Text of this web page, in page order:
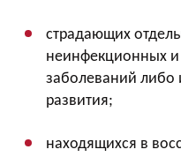
страдающих
неинфекционных
заболеваний
развития;
находящихся в